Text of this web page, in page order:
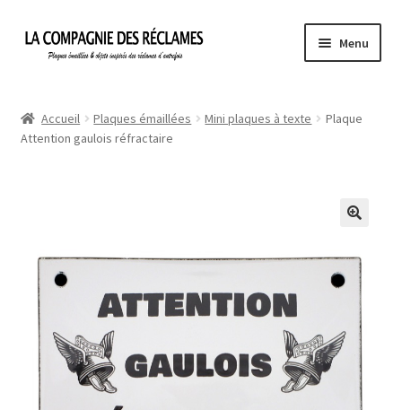
Aller
Aller
Menu
À propos de La Compagnie des Réclames
Mon compte
Mon Panier
Politique de confidentialité
Accueil Plaques émaillées Mini plaques à texte
Plaque
Attention gaulois réfractaire